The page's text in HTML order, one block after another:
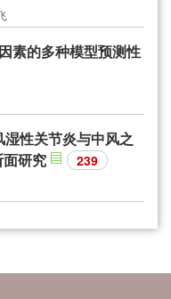
素的多种模型预测性
性关节炎与中风之
研究
239